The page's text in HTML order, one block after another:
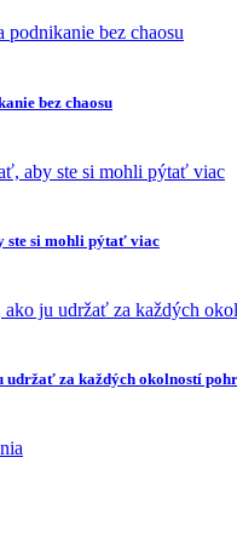
bez chaosu
ste si mohli pýtať viac
za každých okolností